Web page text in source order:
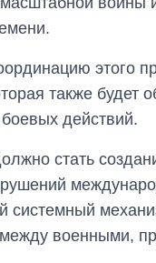
этого
также будет
действий.
стать
военными,